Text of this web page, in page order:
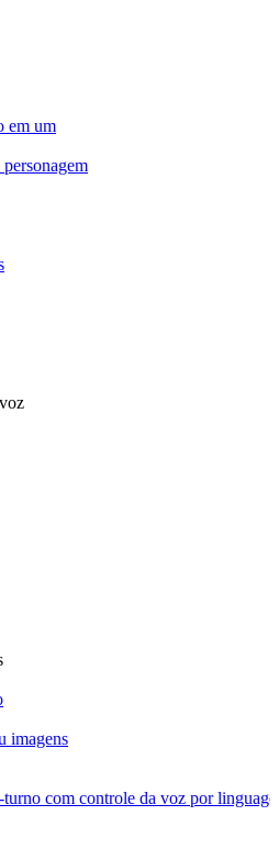
em um
imagens
com controle da voz por